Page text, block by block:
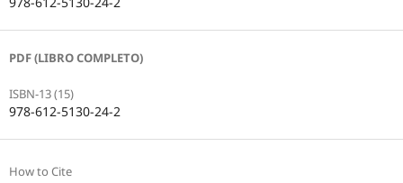
PDF (LIBRO COMPLETO)
ISBN-13 (15)
978-612-5130-24-2
How to Cite